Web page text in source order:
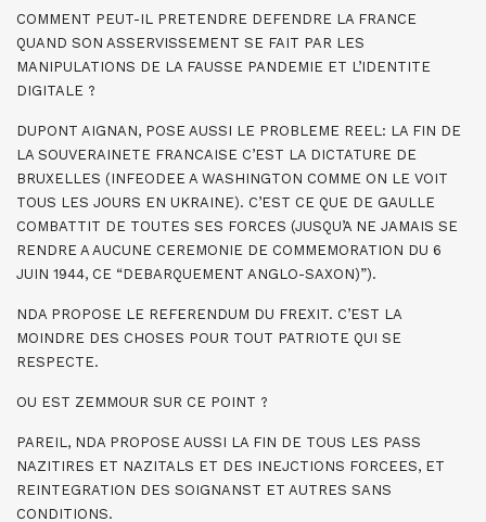
COMMENT PEUT-IL PRETENDRE DEFENDRE LA FRANCE
QUAND SON ASSERVISSEMENT SE FAIT PAR LES
MANIPULATIONS DE LA FAUSSE PANDEMIE ET L’IDENTITE
DIGITALE ?
DUPONT AIGNAN, POSE AUSSI LE PROBLEME REEL: LA FIN DE
LA SOUVERAINETE FRANCAISE C’EST LA DICTATURE DE
BRUXELLES (INFEODEE A WASHINGTON COMME ON LE VOIT
TOUS LES JOURS EN UKRAINE). C’EST CE QUE DE GAULLE
COMBATTIT DE TOUTES SES FORCES (JUSQU’A NE JAMAIS SE
RENDRE A AUCUNE CEREMONIE DE COMMEMORATION DU 6
JUIN 1944, CE “DEBARQUEMENT ANGLO-SAXON)”).
NDA PROPOSE LE REFERENDUM DU FREXIT. C’EST LA
MOINDRE DES CHOSES POUR TOUT PATRIOTE QUI SE
RESPECTE.
OU EST ZEMMOUR SUR CE POINT ?
PAREIL, NDA PROPOSE AUSSI LA FIN DE TOUS LES PASS
NAZITIRES ET NAZITALS ET DES INEJCTIONS FORCEES, ET
REINTEGRATION DES SOIGNANST ET AUTRES SANS
CONDITIONS.